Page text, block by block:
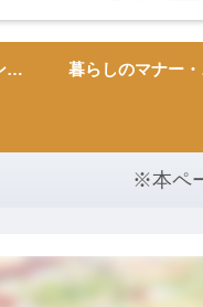
おでかけ・イベント・季節の行事
※本ペ